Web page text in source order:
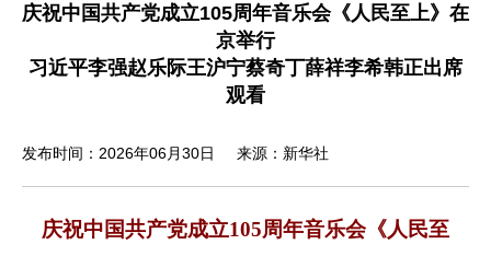
庆祝中国共产党成立105周年音乐会《人民至上》在
京举行
习近平李强赵乐际王沪宁蔡奇丁薛祥李希韩正出席
观看
发布时间：2026年06月30日 来源：新华社
庆祝中国共产党成立105周年音乐会《人民至